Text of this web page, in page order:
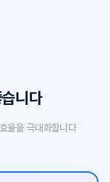
니다
율을 극대화합니다